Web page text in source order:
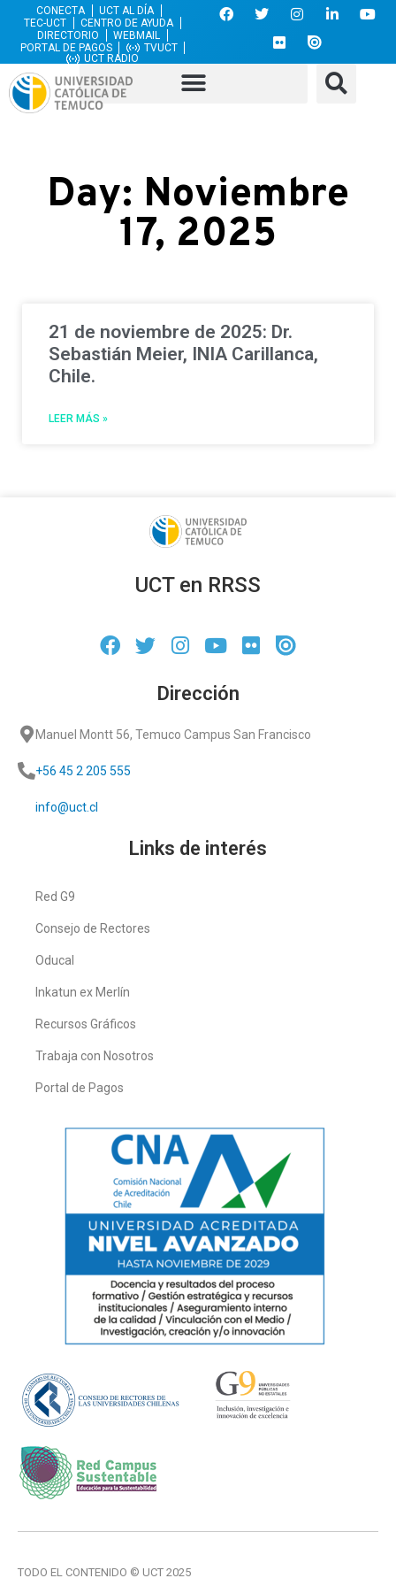
CONECTA
UCT AL DÍA
TEC-UCT
CENTRO DE AYUDA
DIRECTORIO
WEBMAIL
PORTAL DE PAGOS
TVUCT
UCT RADIO
Day: Noviembre
17, 2025
21 de noviembre de 2025: Dr.
Sebastián Meier, INIA Carillanca,
Chile.
LEER MÁS »
UCT en RRSS
Dirección
Manuel Montt 56, Temuco Campus San Francisco
+56 45 2 205 555
info@uct.cl
Links de interés
Red G9
Consejo de Rectores
Oducal
Inkatun ex Merlín
Recursos Gráficos
Trabaja con Nosotros
Portal de Pagos
TODO EL CONTENIDO © UCT 2025